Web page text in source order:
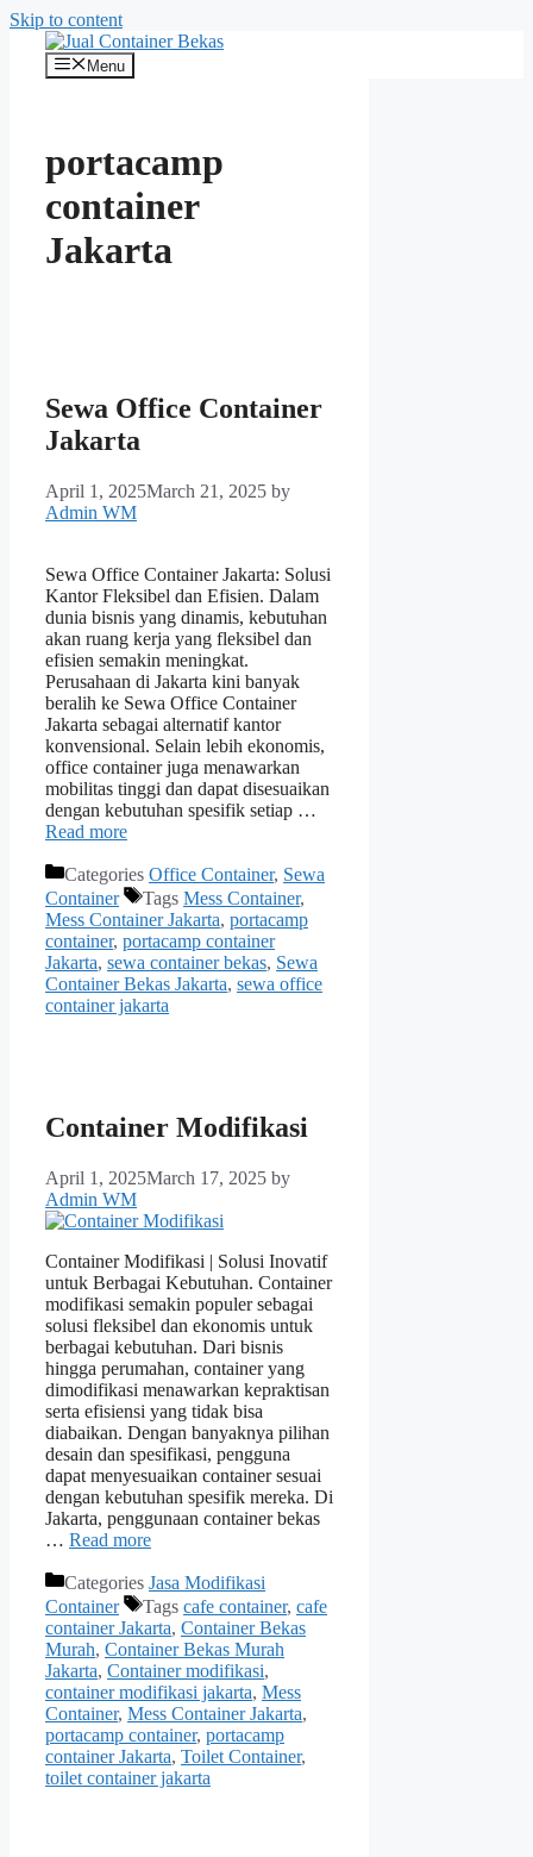
Skip to content
Menu
portacamp
container
Jakarta
Sewa Office Container
Jakarta
April 1, 2025March 21, 2025 by
Admin WM
Sewa Office Container Jakarta: Solusi
Kantor Fleksibel dan Efisien. Dalam
dunia bisnis yang dinamis, kebutuhan
akan ruang kerja yang fleksibel dan
efisien semakin meningkat.
Perusahaan di Jakarta kini banyak
beralih ke Sewa Office Container
Jakarta sebagai alternatif kantor
konvensional. Selain lebih ekonomis,
office container juga menawarkan
mobilitas tinggi dan dapat disesuaikan
dengan kebutuhan spesifik setiap …
Read more
Categories Office Container, Sewa
Container
Tags Mess Container,
Mess Container Jakarta, portacamp
container, portacamp container
Jakarta, sewa container bekas, Sewa
Container Bekas Jakarta, sewa office
container jakarta
Container Modifikasi
April 1, 2025March 17, 2025 by
Admin WM
Container Modifikasi | Solusi Inovatif
untuk Berbagai Kebutuhan. Container
modifikasi semakin populer sebagai
solusi fleksibel dan ekonomis untuk
berbagai kebutuhan. Dari bisnis
hingga perumahan, container yang
dimodifikasi menawarkan kepraktisan
serta efisiensi yang tidak bisa
diabaikan. Dengan banyaknya pilihan
desain dan spesifikasi, pengguna
dapat menyesuaikan container sesuai
dengan kebutuhan spesifik mereka. Di
Jakarta, penggunaan container bekas
… Read more
Categories Jasa Modifikasi
Container
Tags cafe container, cafe
container Jakarta, Container Bekas
Murah, Container Bekas Murah
Jakarta, Container modifikasi,
container modifikasi jakarta, Mess
Container, Mess Container Jakarta,
portacamp container, portacamp
container Jakarta, Toilet Container,
toilet container jakarta